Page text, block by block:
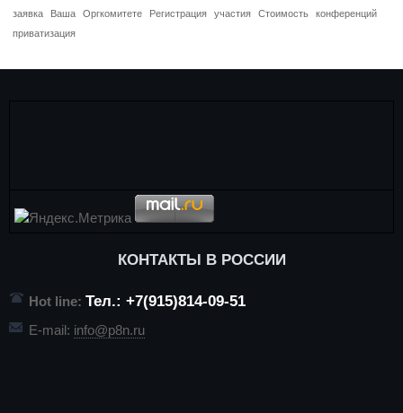
заявка
Ваша Оргкомитете Регистрация участия Стоимость
конференций
приватизация
КОНТАКТЫ В РОССИИ
Hot line: Тел.: +7(915)814-09-51
E-mail: info@p8n.ru